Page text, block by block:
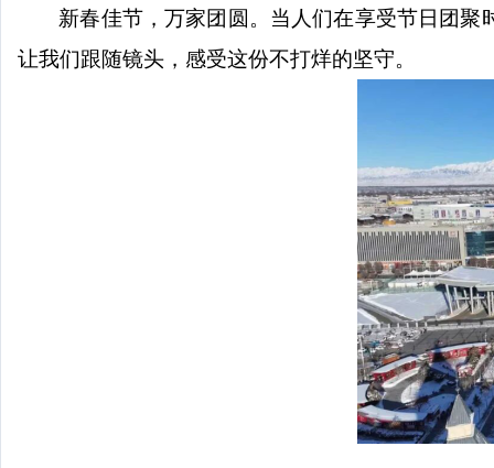
新春佳节，万家团圆。当人们在享受节日团
让我们跟随镜头，感受这份不打烊的坚守。